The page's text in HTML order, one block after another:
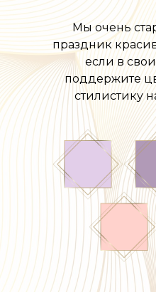
Мы очень
праздник
если в
поддержите
стилистику